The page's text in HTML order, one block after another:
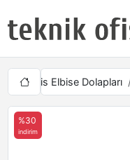
Ofis Elbise Dolapları
%30
indirim